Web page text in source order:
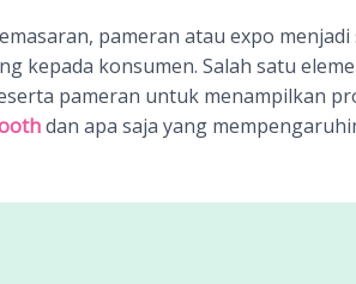
pameran atau expo
kepada konsumen. Salah satu
pameran untuk menampilkan
dan apa saja yang